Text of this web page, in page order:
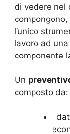
di vedere nel
l’unico
lavoro ad una
componente
Un
composto da:
i